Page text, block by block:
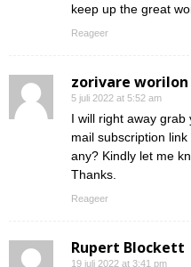
keep up the great
Reageer
zorivare worilon
5 juli 2022 at 5:52 am
I will right away grab
mail subscription
any? Kindly let me
Thanks.
Reageer
Rupert Blockett
19 juli 2022 at 3:41 pm